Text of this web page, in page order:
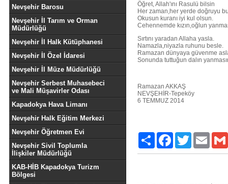
Nevşehir Barosu
Nevşehir İl Tarım ve Orman
Müdürlüğü
Nevşehir İl Halk Kütüphanesi
Nevşehir İl Özel İdaresi
Nevşehir İl Müze Müdürlüğü
Nevşehir Serbest Muhasebeci
ve Mali Müşavirler Odası
Kapadokya Hava Limanı
Nevşehir Halk Eğitim Merkezi
Nevşehir Öğretmen Evi
Nevşehir Sivil Toplumla
İlişkiler Müdürlüğü
KAB-HİB Kapadokya Turizm
Bölgesi
Öğret, Allah'ını Rasulü bilsin
Her zaman,her yerde doğruyu
Okusun kuranı iyi kul olsun.
Cehennemde kızın,oğlun
Sırtını yaradan Allaha yasla.
Namazla,niyazla ruhunu besle.
Ramazan dünyaya güvenme
Sonunda tuttuğun dalın
Ramazan AKKAŞ
NEVŞEHİR-Tepeköy
6 TEMMUZ 2014
Paylaş FacebookTwitter Email